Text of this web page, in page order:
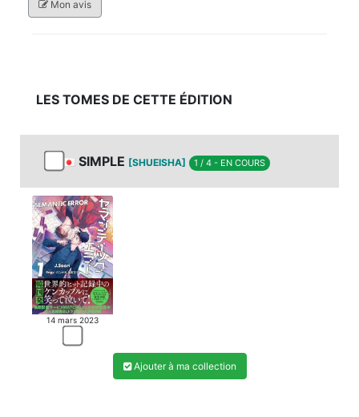
Mon avis
LES TOMES DE CETTE ÉDITION
SIMPLE [SHUEISHA] 1 / 4 - EN COURS
14 mars 2023
Ajouter à ma collection